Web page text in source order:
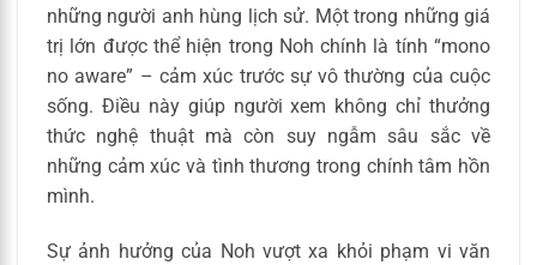
những người anh hùng lịch sử. Một trong những giá
trị lớn được thể hiện trong Noh chính là tính “mono
no aware” – cảm xúc trước sự vô thường của cuộc
sống. Điều này giúp người xem không chỉ thưởng
thức nghệ thuật mà còn suy ngẫm sâu sắc về
những cảm xúc và tình thương trong chính tâm hồn
mình.
Sự ảnh hưởng của Noh vượt xa khỏi phạm vi văn